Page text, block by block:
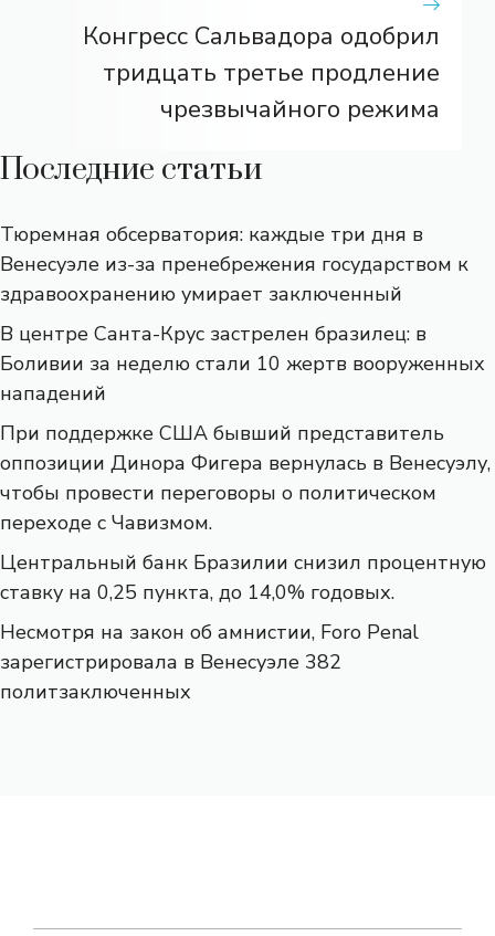
Конгресс Сальвадора одобрил
тридцать третье продление
чрезвычайного режима
Последние статьи
Тюремная обсерватория: каждые три дня в
Венесуэле из-за пренебрежения государством к
здравоохранению умирает заключенный
В центре Санта-Крус застрелен бразилец: в
Боливии за неделю стали 10 жертв вооруженных
нападений
При поддержке США бывший представитель
оппозиции Динора Фигера вернулась в Венесуэлу,
чтобы провести переговоры о политическом
переходе с Чавизмом.
Центральный банк Бразилии снизил процентную
ставку на 0,25 пункта, до 14,0% годовых.
Несмотря на закон об амнистии, Foro Penal
зарегистрировала в Венесуэле 382
политзаключенных